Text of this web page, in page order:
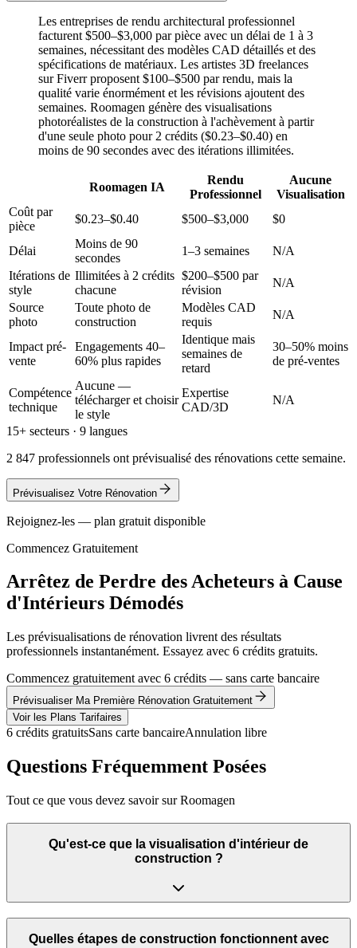
Les entreprises de rendu architectural professionnel
facturent $500–$3,000 par pièce avec un délai de 1 à 3
semaines, nécessitant des modèles CAD détaillés et des
spécifications de matériaux. Les artistes 3D freelances
sur Fiverr proposent $100–$500 par rendu, mais la
qualité varie énormément et les révisions ajoutent des
semaines. Roomagen génère des visualisations
photoréalistes de la construction à l'achèvement à partir
d'une seule photo pour 2 crédits ($0.23–$0.40) en
moins de 90 secondes avec des itérations illimitées.
Roomagen IA
Rendu
Professionnel
Aucune
Visualisation
Coût par
pièce
$0.23–$0.40 $500–$3,000 $0
Délai
Moins de 90
secondes
1–3 semaines
N/A
Itérations de
style
Illimitées à 2 crédits
chacune
$200–$500 par
révision
N/A
Source
photo
Toute photo de
construction
Modèles CAD
requis
N/A
Impact pré-
vente
Engagements 40–
60% plus rapides
Identique mais
semaines de
retard
30–50% moins
de pré-ventes
Compétence
technique
Aucune —
télécharger et choisir
le style
Expertise
CAD/3D
N/A
15+ secteurs · 9 langues
2 847 professionnels ont prévisualisé des rénovations cette semaine.
Prévisualisez Votre Rénovation
Rejoignez-les — plan gratuit disponible
Commencez Gratuitement
Arrêtez de Perdre des Acheteurs à Cause
d'Intérieurs Démodés
Les prévisualisations de rénovation livrent des résultats
professionnels instantanément. Essayez avec 6 crédits gratuits.
Commencez gratuitement avec 6 crédits — sans carte bancaire
Prévisualiser Ma Première Rénovation Gratuitement
Voir les Plans Tarifaires
6 crédits gratuitsSans carte bancaireAnnulation libre
Questions Fréquemment Posées
Tout ce que vous devez savoir sur Roomagen
Qu'est-ce que la visualisation d'intérieur de
construction ?
Quelles étapes de construction fonctionnent avec